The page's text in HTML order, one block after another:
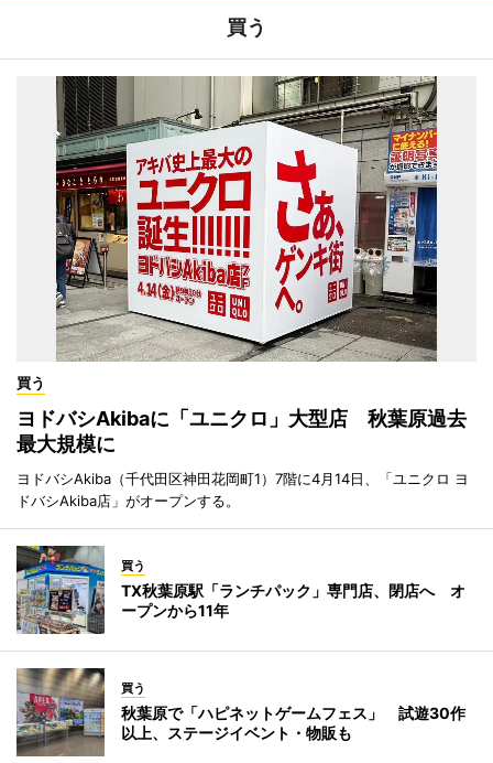
買う
買う
ヨドバシAkibaに「ユニクロ」大型店 秋葉原過去
最大規模に
ヨドバシAkiba（千代田区神田花岡町1）7階に4月14日、「ユニクロ ヨ
ドバシAkiba店」がオープンする。
買う
TX秋葉原駅「ランチパック」専門店、閉店へ オ
ープンから11年
買う
秋葉原で「ハピネットゲームフェス」 試遊30作
以上、ステージイベント・物販も